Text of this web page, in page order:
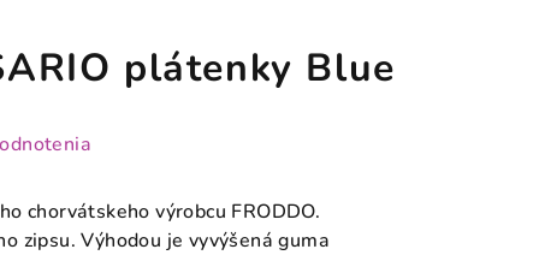
plátenky Blue
chorvátskeho výrobcu FRODDO.
zipsu. Výhodou je vyvýšená guma